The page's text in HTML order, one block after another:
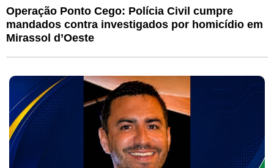
Operação Ponto Cego: Polícia Civil cumpre
mandados contra investigados por homicídio em
Mirassol d’Oeste